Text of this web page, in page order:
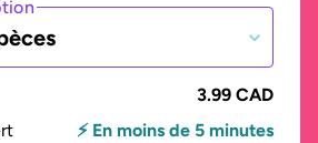
3.99 CAD
⚡ En moins de 5 minutes